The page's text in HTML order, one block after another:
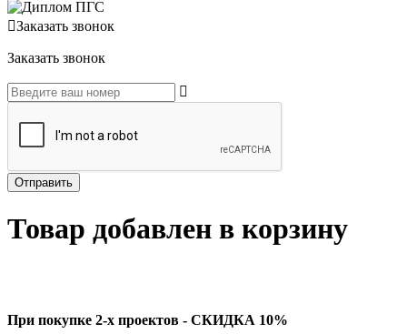
Заказать звонок
Заказать звонок
Товар добавлен в корзину
При покупке 2-х проектов - СКИДКА 10%